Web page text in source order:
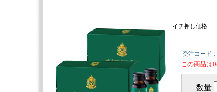
イチ押し価格
受注コード：
この商品は
数量